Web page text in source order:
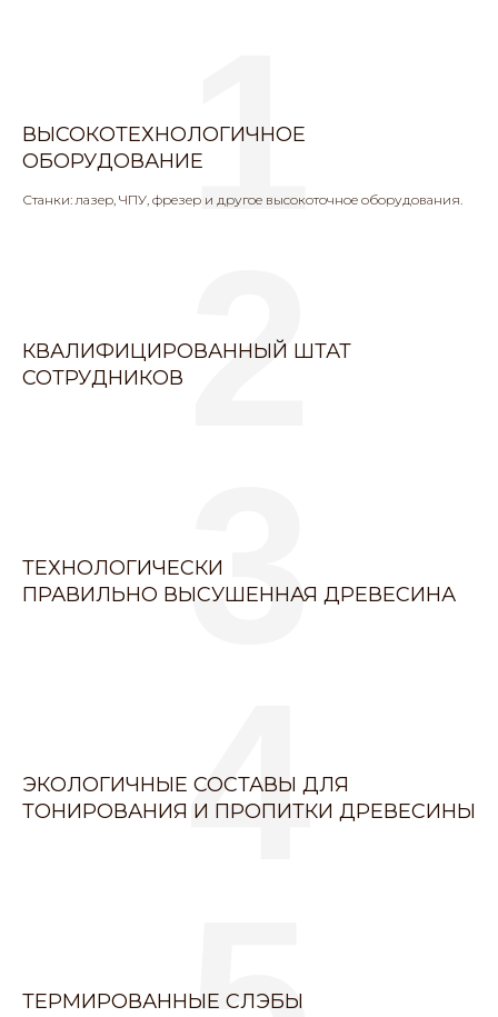
ВЫСОКОТЕХНОЛОГИЧНОЕ
ОБОРУДОВАНИЕ
Станки: лазер, ЧПУ, фрезер и другое высокоточное оборудования.
1
КВАЛИФИЦИРОВАННЫЙ ШТАТ
СОТРУДНИКОВ 2
ТЕХНОЛОГИЧЕСКИ
ПРАВИЛЬНО ВЫСУШЕННАЯ ДРЕВЕСИНА
3
ЭКОЛОГИЧНЫЕ СОСТАВЫ ДЛЯ
ТОНИРОВАНИЯ И ПРОПИТКИ ДРЕВЕСИНЫ
4
ТЕРМИРОВАННЫЕ СЛЭБЫ